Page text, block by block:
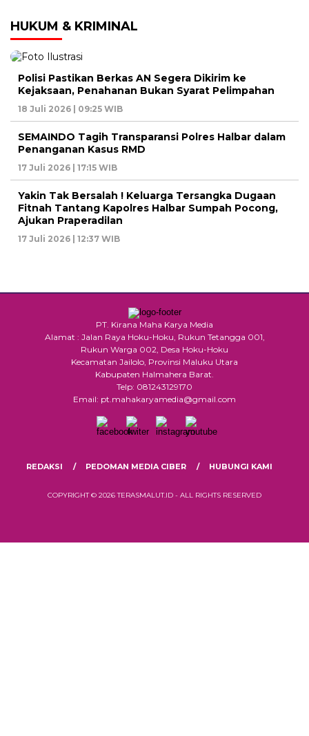
HUKUM & KRIMINAL
Polisi Pastikan Berkas AN Segera Dikirim ke
Kejaksaan, Penahanan Bukan Syarat Pelimpahan
18 Juli 2026 | 09:25 WIB
SEMAINDO Tagih Transparansi Polres Halbar dalam
Penanganan Kasus RMD
17 Juli 2026 | 17:15 WIB
Yakin Tak Bersalah ! Keluarga Tersangka Dugaan
Fitnah Tantang Kapolres Halbar Sumpah Pocong,
Ajukan Praperadilan
17 Juli 2026 | 12:37 WIB
PT. Kirana Maha Karya Media
Alamat : Jalan Raya Hoku-Hoku, Rukun Tetangga 001,
Rukun Warga 002, Desa Hoku-Hoku
Kecamatan Jailolo, Provinsi Maluku Utara
Kabupaten Halmahera Barat.
Telp: 081243129170
Email: pt.mahakaryamedia@gmail.com
REDAKSI PEDOMAN MEDIA CIBER HUBUNGI KAMI
COPYRIGHT © 2026 TERASMALUT.ID - ALL RIGHTS RESERVED